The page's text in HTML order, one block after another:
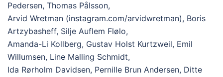
Pedersen, Thomas Pålsson,
Arvid Wretman (instagram.com/arvidwretman), Boris
Artzybasheff, Silje Auflem Flølo,
Amanda-Li Kollberg, Gustav Holst Kurtzweil, Emil
Willumsen, Line Malling Schmidt,
Ida Rørholm Davidsen, Pernille Brun Andersen, Ditte